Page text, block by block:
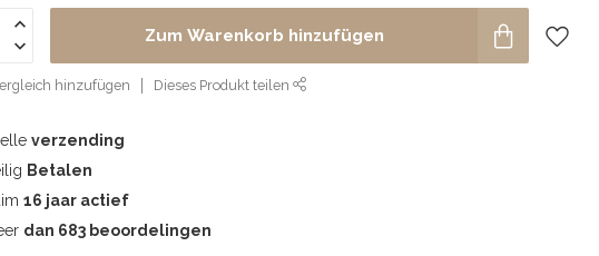
Zum Warenkorb hinzufügen
hinzufügen Dieses Produkt teilen
verzending
Betalen
16 jaar actief
dan 683 beoordelingen